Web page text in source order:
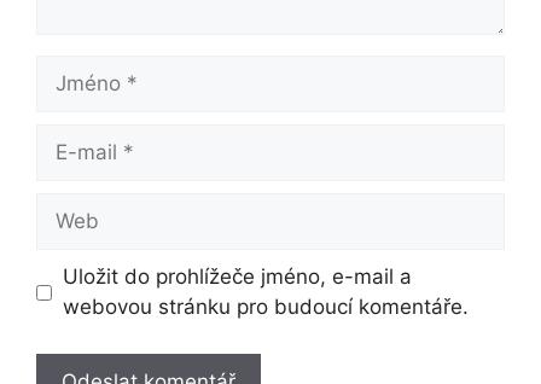
Jméno
Web
Uložit do prohlížeče jméno, e-mail a
webovou stránku pro budoucí komentáře.